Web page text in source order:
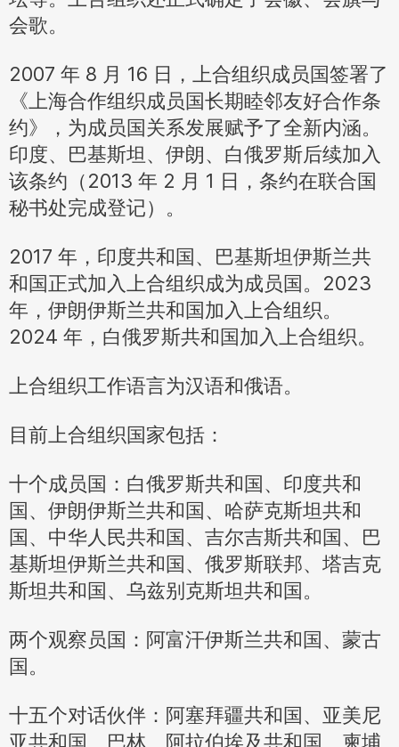
会歌。
2007 年 8 月 16 日，上合组织成员国签署了
《上海合作组织成员国长期睦邻友好合作条
约》，为成员国关系发展赋予了全新内涵。
印度、巴基斯坦、伊朗、白俄罗斯后续加入
该条约（2013 年 2 月 1 日，条约在联合国
秘书处完成登记）。
2017 年，印度共和国、巴基斯坦伊斯兰共
和国正式加入上合组织成为成员国。2023
年，伊朗伊斯兰共和国加入上合组织。
2024 年，白俄罗斯共和国加入上合组织。
上合组织工作语言为汉语和俄语。
目前上合组织国家包括：
十个成员国：白俄罗斯共和国、印度共和
国、伊朗伊斯兰共和国、哈萨克斯坦共和
国、中华人民共和国、吉尔吉斯共和国、巴
基斯坦伊斯兰共和国、俄罗斯联邦、塔吉克
斯坦共和国、乌兹别克斯坦共和国。
两个观察员国：阿富汗伊斯兰共和国、蒙古
国。
十五个对话伙伴：阿塞拜疆共和国、亚美尼
亚共和国、巴林、阿拉伯埃及共和国、柬埔